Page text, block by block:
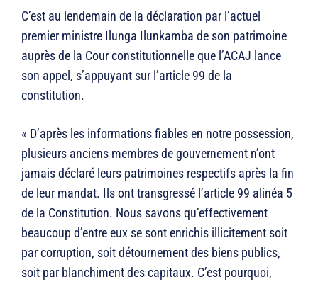
C’est au lendemain de la déclaration par l’actuel
premier ministre Ilunga Ilunkamba de son patrimoine
auprès de la Cour constitutionnelle que l’ACAJ lance
son appel, s’appuyant sur l’article 99 de la
constitution.
« D’après les informations fiables en notre possession,
plusieurs anciens membres de gouvernement n’ont
jamais déclaré leurs patrimoines respectifs après la fin
de leur mandat. Ils ont transgressé l’article 99 alinéa 5
de la Constitution. Nous savons qu’effectivement
beaucoup d’entre eux se sont enrichis illicitement soit
par corruption, soit détournement des biens publics,
soit par blanchiment des capitaux. C’est pourquoi,